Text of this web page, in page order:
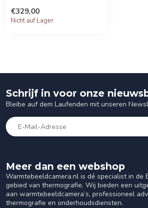
€329,00
Nicht auf Lager
Meer dan een webshop
Warmtebeeldcamera.nl is dé specialist in de
gebied van thermografie. Wij bieden een
aan warmtebeeldcamera’s, professioneel
thermografie en onderhoudsdiensten.
Schrijf in voor onze
Bleibe auf dem Laufenden mit unseren